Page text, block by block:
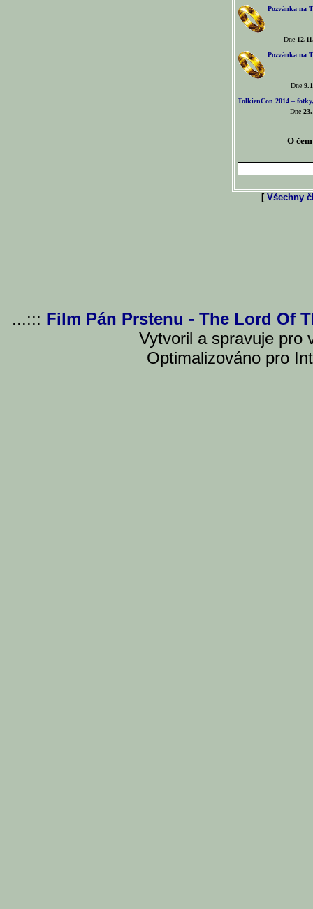
Pozvánka na
Dne
Pozvánka na
Dne
TolkienCon 2014 –
Dne
O
[ Všechny
...::: Film Pán Prstenu - The Lord Of
Vytvoril a spravuje pro
Optimalizováno pro